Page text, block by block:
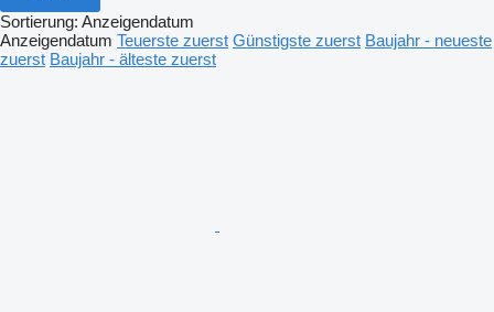
Sortierung: Anzeigendatum
Anzeigendatum Teuerste zuerst Günstigste zuerst Baujahr - neueste
zuerst Baujahr - älteste zuerst